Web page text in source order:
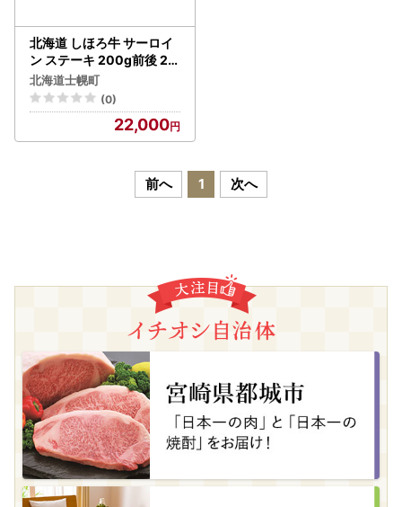
北海道 しほろ牛 サーロイ
ン ステーキ 200g前後 2枚
＆ しほろ牛 ハンバーグ15
0g 4個 セット 肉 牛 赤身
肉 国産牛 肉 ビーフ 牛肉
冷凍 お取り寄せ 送料無料
十勝 士幌町【L12】
北海道士幌町
(0)
22,000
前へ 1 次へ